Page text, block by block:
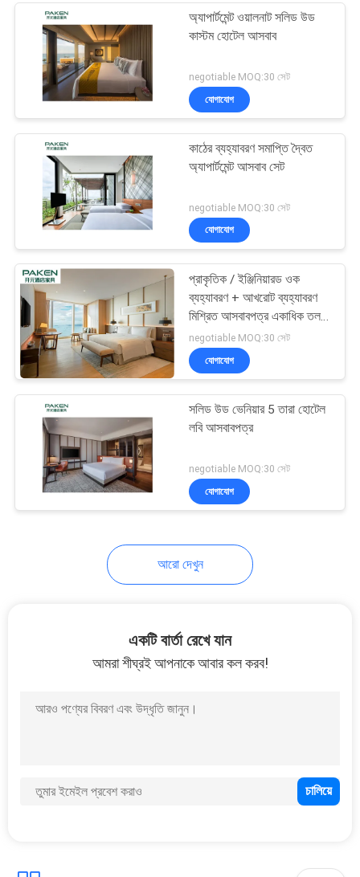
অ্যাপার্টমেন্ট ওয়ালনাট সলিড উড
কাস্টম হোটেল আসবাব
negotiable MOQ:30 সেট
যোগাযোগ
কাঠের ব্যহ্যাবরণ সমাপ্তি দ্বৈত
অ্যাপার্টমেন্ট আসবাব সেট
negotiable MOQ:30 সেট
যোগাযোগ
প্রাকৃতিক / ইঞ্জিনিয়ারড ওক
ব্যহ্যাবরণ + আখরোট ব্যহ্যাবরণ
মিশ্রিত আসবাবপত্র একাধিক তল
পরিকল্পনা
negotiable MOQ:30 সেট
যোগাযোগ
সলিড উড ভেনিয়ার 5 তারা হোটেল
লবি আসবাবপত্র
negotiable MOQ:30 সেট
যোগাযোগ
আরো দেখুন
একটি বার্তা রেখে যান
আমরা শীঘ্রই আপনাকে আবার কল করব!